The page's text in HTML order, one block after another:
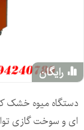
رایگان
ای و سوخت گازی